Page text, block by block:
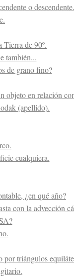
o descendente.
Tierra de 90º.
también...
de grano fino?
objeto en relación
(apellido).
cualquiera.
¿en qué año?
con la advección
por triángulos